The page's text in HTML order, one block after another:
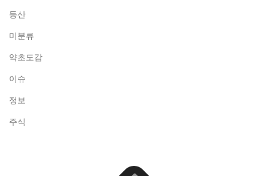
등산
미분류
약초도감
이슈
정보
주식